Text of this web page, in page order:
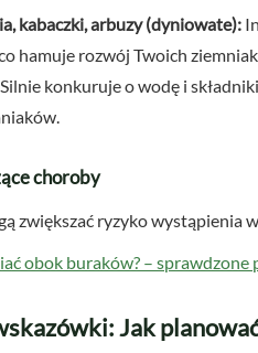
kabaczki, arbuzy (dyniowate):
hamuje rozwój Twoich
Silnie konkuruje o wodę i
choroby
zwiększać ryzyko wystąpienia
obok buraków? – sprawdzone
Jak